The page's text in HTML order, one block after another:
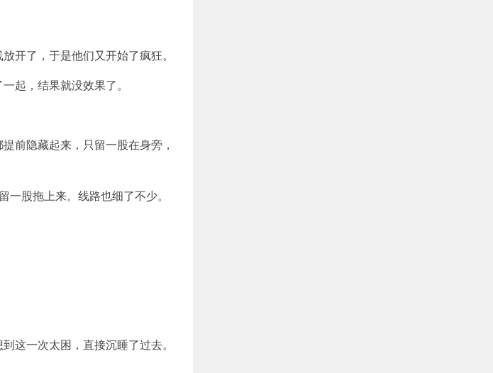
开了，于是他们又开始了疯狂。
起，结果就没效果了。
前隐藏起来，只留一股在身旁，
股拖上来。线路也细了不少。
这一次太困，直接沉睡了过去。